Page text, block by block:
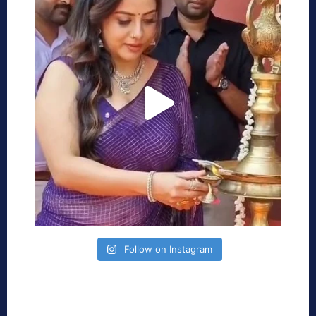
Follow on Instagram